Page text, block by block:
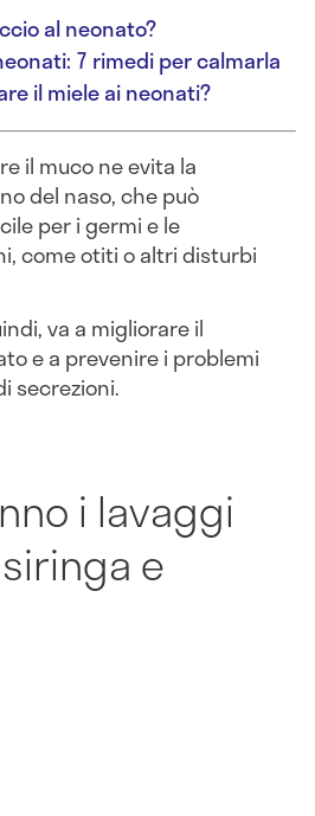
al neonato?
7 rimedi per calmarla
il miele ai neonati?
il muco ne evita la
del naso, che può
per i germi e le
come otiti o altri disturbi
va a migliorare il
e a prevenire i problemi
secrezioni.
i lavaggi
e